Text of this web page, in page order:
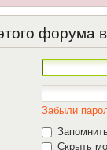
форума
Забыли
Скрыть